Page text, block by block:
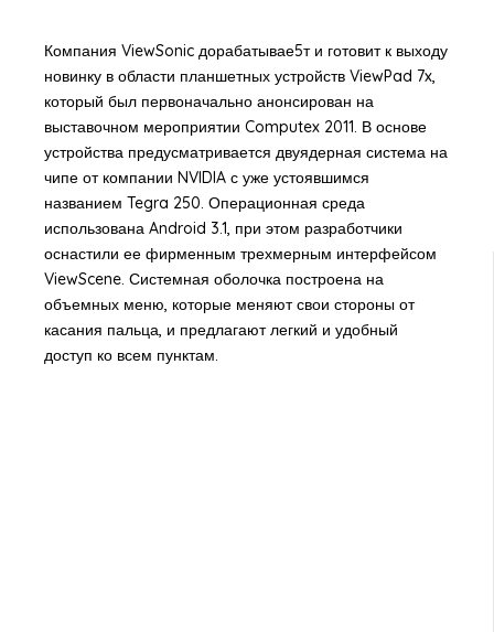
Компания ViewSonic дорабатывае5т и готовит к выходу
новинку в области планшетных устройств ViewPad 7x,
который был первоначально анонсирован на
выставочном мероприятии Computex 2011. В основе
устройства предусматривается двуядерная система на
чипе от компании NVIDIA с уже устоявшимся
названием Tegra 250. Операционная среда
использована Android 3.1, при этом разработчики
оснастили ее фирменным трехмерным интерфейсом
ViewScene. Системная оболочка построена на
объемных меню, которые меняют свои стороны от
касания пальца, и предлагают легкий и удобный
доступ ко всем пунктам.